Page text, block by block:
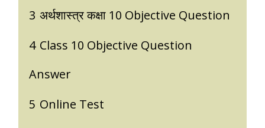
3 अर्थशास्त्र कक्षा 10 Objective Question
4 Class 10 Objective Question
Answer
5 Online Test